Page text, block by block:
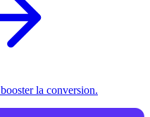
la conversion.